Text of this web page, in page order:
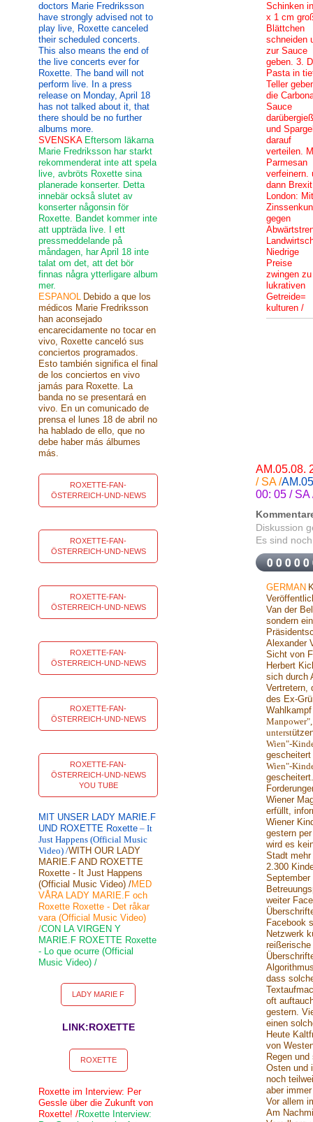
Schinken
x 1 cm
Blättchen
schneiden
zur Sauce
geben. 3.
Pasta in
Teller
die
Sauce
und
darauf
verteilen.
Parmesan
verfeinern.
dann Brexit
London: Mit
gegen
Niedrige
Preise
zwingen zu
lukrativen
Getreide=
kulturen /
AM.05.08.
/ SA /
00: 05 / SA
Diskussion
Es sind
GERMAN
Van der
sondern
Alexander
Sicht von
Herbert
sich durch
Vertretern,
des Ex-
unterst
Wien"-
Wien"-
Wiener
erfüllt,
Wiener
gestern
wird es
Stadt
2.300
September
weiter
Facebook
Netzwerk
reißerische
dass
oft
gestern.
einen
Heute
von
Regen
Osten und
noch
aber
Vor allem
Am
doctors Marie Fredriksson
have strongly advised not to
play live, Roxette canceled
their scheduled concerts.
This also means the end of
the live concerts ever for
Roxette. The band will not
perform live. In a press
release on Monday, April 18
has not talked about it, that
there should be no further
albums more.
SVENSKA Eftersom läkarna
Marie Fredriksson har starkt
rekommenderat inte att spela
live, avbröts Roxette sina
planerade konserter. Detta
innebär också slutet av
konserter någonsin för
Roxette. Bandet kommer inte
att uppträda live. I ett
pressmeddelande på
måndagen, har April 18 inte
talat om det, att det bör
finnas några ytterligare album
mer.
ESPANOL Debido a que los
médicos Marie Fredriksson
han aconsejado
encarecidamente no tocar en
vivo, Roxette canceló sus
conciertos programados.
Esto también significa el final
de los conciertos en vivo
jamás para Roxette. La
banda no se presentará en
vivo. En un comunicado de
prensa el lunes 18 de abril no
ha hablado de ello, que no
debe haber más álbumes
más.
ROXETTE-FAN-
ÖSTERREICH-UND-NEWS
ROXETTE-FAN-
ÖSTERREICH-UND-NEWS
ROXETTE-FAN-
ÖSTERREICH-UND-NEWS
ROXETTE-FAN-
ÖSTERREICH-UND-NEWS
ROXETTE-FAN-
ÖSTERREICH-UND-NEWS
ROXETTE-FAN-
ÖSTERREICH-UND-NEWS
YOU TUBE
MIT UNSER LADY MARIE.F
UND ROXETTE Roxette – It
Just Happens (Official Music
Video) /WITH OUR LADY
MARIE.F AND ROXETTE
Roxette - It Just Happens
(Official Music Video) /MED
VÅRA LADY MARIE.F och
Roxette Roxette - Det råkar
vara (Official Music Video)
/CON LA VIRGEN Y
MARIE.F ROXETTE Roxette
- Lo que ocurre (Official
Music Video) /
LADY MARIE F
LINK:ROXETTE
ROXETTE
Roxette im Interview: Per
Gessle über die Zukunft von
Roxette! /Roxette Interview: